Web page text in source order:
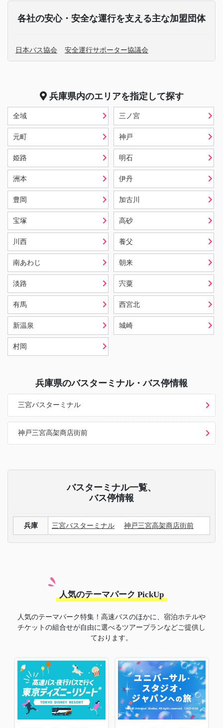
各社の安心・安全な運行を支える主な加盟団体
日本バス協会 安全運行サポーター協議会
兵庫県内のエリアを指定して探す
全域 三ノ宮
元町 神戸
姫路 明石
洲本 伊丹
豊岡 加古川
宝塚 高砂
川西 養父
南あわじ 朝来
淡路 宍粟
有馬 西宮北
新温泉 城崎
村岡
兵庫県のバスターミナル・バス停情報
三宮バスターミナル
神戸三宮高架商店街前
バスターミナル一覧、
バス停情報
兵庫 三宮バスターミナル 神戸三宮高架商店街前
人気のテーマパーク PickUp
人気のテーマパーク特集！高速バスのほかに、宿泊ホテルや
チケットの組合せが自由に選べるツアープランなどご提供し
ております。